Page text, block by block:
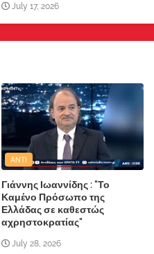
July 17, 2026
ANTI
Γιάννης Ιωαννίδης : "Το
Καμένο Πρόσωπο της
Ελλάδας σε καθεστώς
αχρηστοκρατίας"
July 28, 2026